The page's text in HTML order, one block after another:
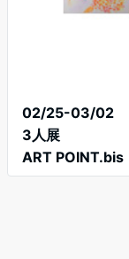
02/25-03/02
3人展
ART POINT.bis